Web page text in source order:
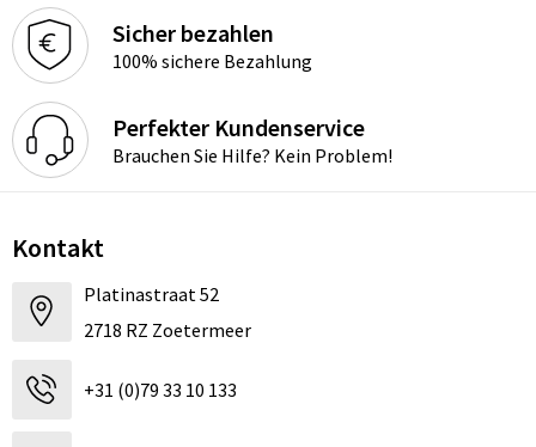
Sicher bezahlen
100% sichere Bezahlung
Perfekter Kundenservice
Brauchen Sie Hilfe? Kein Problem!
Kontakt
Platinastraat 52
2718 RZ Zoetermeer
+31 (0)79 33 10 133